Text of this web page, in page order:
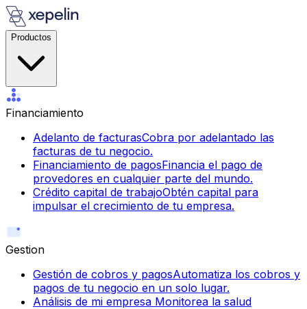
Productos
Financiamiento
Adelanto de facturasCobra por adelantado las
facturas de tu negocio.
Financiamiento de pagosFinancia el pago de
provedores en cualquier parte del mundo.
Crédito capital de trabajoObtén capital para
impulsar el crecimiento de tu empresa.
Gestion
Gestión de cobros y pagosAutomatiza los cobros y
pagos de tu negocio en un solo lugar.
Análisis de mi empresa Monitorea la salud